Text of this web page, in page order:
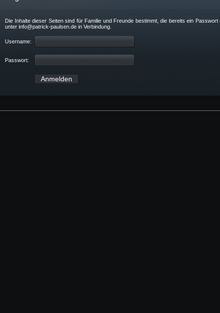
Die Inhalte dieser Seiten sind für Familie und Freunde bestimmt, die bereits ein
unter info@patrick-paulsen.de in Verbindung.
Username:
Passwort: